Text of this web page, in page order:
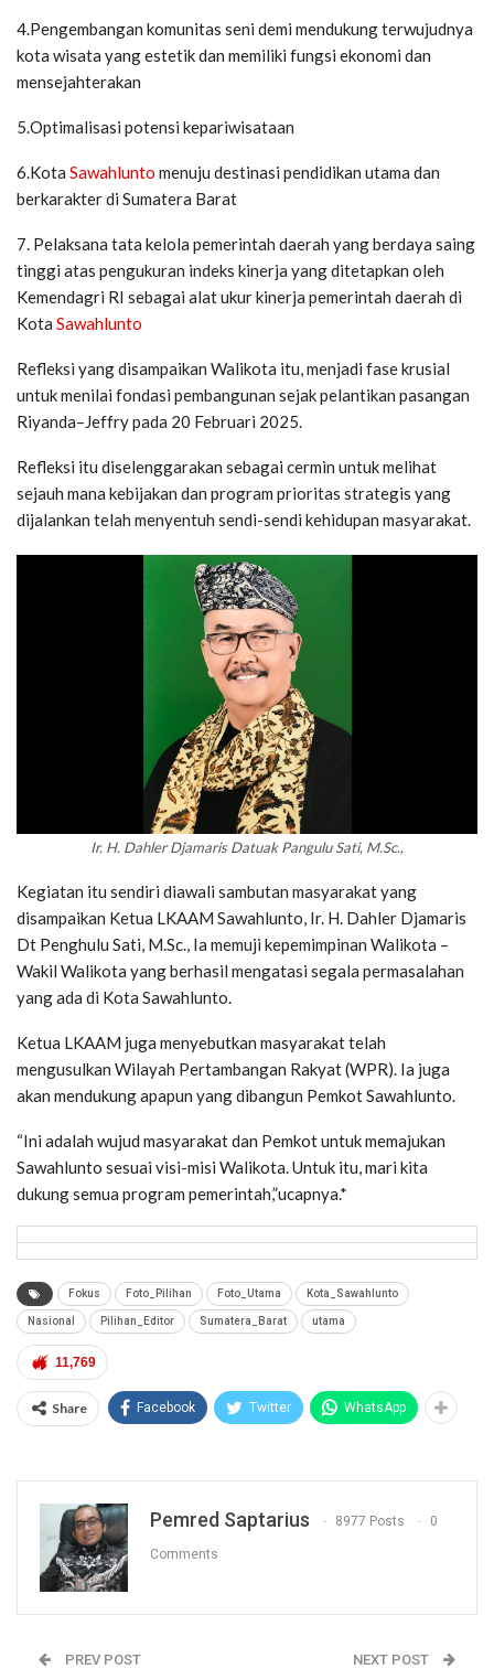
4.Pengembangan komunitas seni demi mendukung terwujudnya
kota wisata yang estetik dan memiliki fungsi ekonomi dan
mensejahterakan
5.Optimalisasi potensi kepariwisataan
6.Kota Sawahlunto menuju destinasi pendidikan utama dan
berkarakter di Sumatera Barat
7. Pelaksana tata kelola pemerintah daerah yang berdaya saing
tinggi atas pengukuran indeks kinerja yang ditetapkan oleh
Kemendagri RI sebagai alat ukur kinerja pemerintah daerah di
Kota Sawahlunto
Refleksi yang disampaikan Walikota itu, menjadi fase krusial
untuk menilai fondasi pembangunan sejak pelantikan pasangan
Riyanda–Jeffry pada 20 Februari 2025.
Refleksi itu diselenggarakan sebagai cermin untuk melihat
sejauh mana kebijakan dan program prioritas strategis yang
dijalankan telah menyentuh sendi-sendi kehidupan masyarakat.
Ir. H. Dahler Djamaris Datuak Pangulu Sati, M.Sc.,
Kegiatan itu sendiri diawali sambutan masyarakat yang
disampaikan Ketua LKAAM Sawahlunto, Ir. H. Dahler Djamaris
Dt Penghulu Sati, M.Sc., Ia memuji kepemimpinan Walikota –
Wakil Walikota yang berhasil mengatasi segala permasalahan
yang ada di Kota Sawahlunto.
Ketua LKAAM juga menyebutkan masyarakat telah
mengusulkan Wilayah Pertambangan Rakyat (WPR). Ia juga
akan mendukung apapun yang dibangun Pemkot Sawahlunto.
“Ini adalah wujud masyarakat dan Pemkot untuk memajukan
Sawahlunto sesuai visi-misi Walikota. Untuk itu, mari kita
dukung semua program pemerintah,”ucapnya.*
Fokus Foto_Pilihan Foto_Utama Kota_Sawahlunto
Nasional Pilihan_Editor Sumatera_Barat utama
11,769
Share Facebook Twitter WhatsApp
Pemred Saptarius 8977 Posts 0
Comments
PREV POST NEXT POST